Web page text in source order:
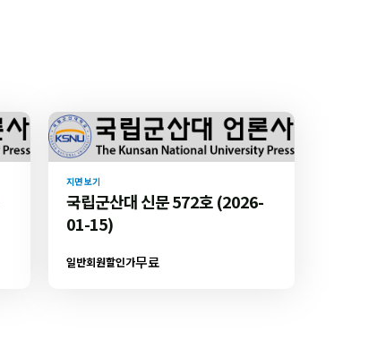
지면 보기
국립군산대 신문 572호 (2026-
01-15)
일반회원할인가무료